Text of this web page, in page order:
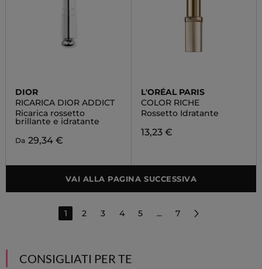
DIOR
RICARICA DIOR ADDICT
Ricarica rossetto
brillante e idratante
Da 29,34 €
L'ORÉAL PARIS
COLOR RICHE
Rossetto Idratante
13,23 €
VAI ALLA PAGINA SUCCESSIVA
1 2 3 4 5 ... 7
CONSIGLIATI PER TE